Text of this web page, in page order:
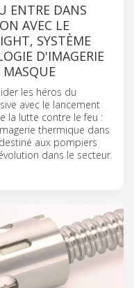
ENTRE DANS
AVEC LE
SYSTÈME
D'IMAGERIE
les héros du
avec le lancement
la lutte contre le feu :
thermique dans
aux pompiers
dans le secteur.